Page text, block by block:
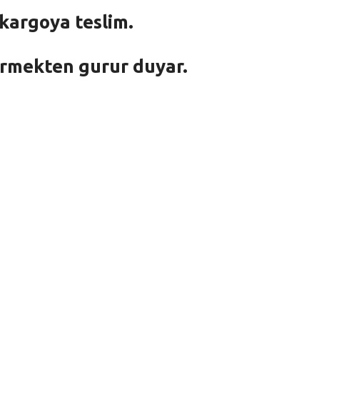
teslim.
gurur duyar.